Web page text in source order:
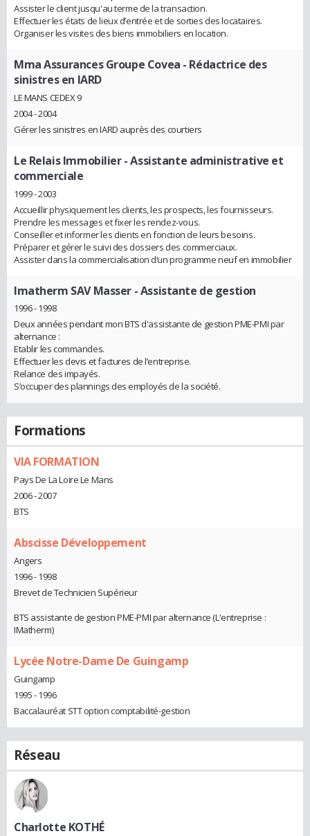
Assister le client jusqu'au terme de la transaction.
Effectuer les états de lieux d’entrée et de sorties des locataires.
Organiser les visites des biens immobiliers en location.
Mma Assurances Groupe Covea - Rédactrice des
sinistres en IARD
LE MANS CEDEX 9
2004 - 2004
Gérer les sinistres en IARD auprès des courtiers
Le Relais Immobilier- Assistante administrative et
commerciale
1999 - 2003
Accueillir physiquement les clients, les prospects, les fournisseurs.
Prendre les messages et fixer les rendez-vous.
Conseiller et informer les clients en fonction de leurs besoins.
Préparer et gérer le suivi des dossiers des commerciaux.
Assister dans la commercialisation d’un programme neuf en immobilier
Imatherm SAV Masser - Assistante de gestion
1996 - 1998
Deux années pendant mon BTS d'assistante de gestion PME-PMI par
alternance :
Etablir les commandes.
Effectuer les devis et factures de l’entreprise.
Relance des impayés.
S’occuper des plannings des employés de la société.
Formations
VIA FORMATION
Pays De La Loire Le Mans
2006 - 2007
BTS
Abscisse Développement
Angers
1996 - 1998
Brevet de Technicien Supérieur
BTS assistante de gestion PME-PMI par alternance (L'entreprise :
IMatherm)
Lycée Notre-Dame De Guingamp
Guingamp
1995 - 1996
Baccalauréat STT option comptabilité-gestion
Réseau
Charlotte KOTHÉ